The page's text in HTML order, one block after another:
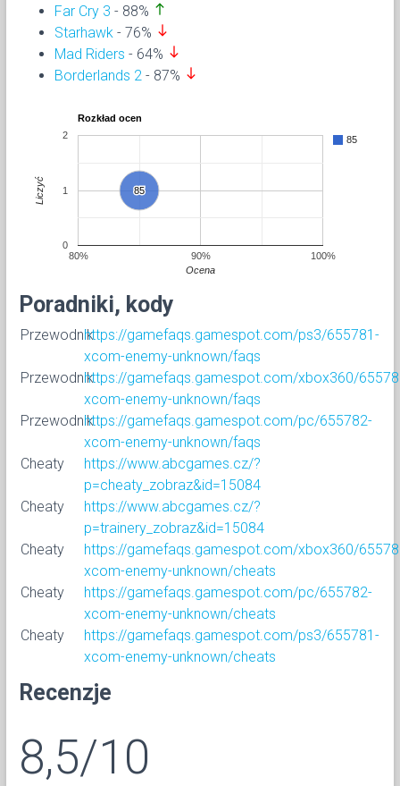
Far Cry 3 - 88% north
Starhawk - 76% south
Mad Riders - 64% south
Borderlands 2 - 87% south
Rozkład ocen
85
85
85
80% 90% 100%
0
1
2
Ocena
Liczyć
Poradniki, kody
Przewodnikhttps://gamefaqs.gamespot.com/ps3/655781-
xcom-enemy-unknown/faqs
Przewodnikhttps://gamefaqs.gamespot.com/xbox360/
xcom-enemy-unknown/faqs
Przewodnikhttps://gamefaqs.gamespot.com/pc/655782-
xcom-enemy-unknown/faqs
Cheaty
https://www.abcgames.cz/?
p=cheaty_zobraz&id=15084
Cheaty
https://www.abcgames.cz/?
p=trainery_zobraz&id=15084
Cheaty
https://gamefaqs.gamespot.com/xbox360/
xcom-enemy-unknown/cheats
Cheaty
https://gamefaqs.gamespot.com/pc/655782-
xcom-enemy-unknown/cheats
Cheaty
https://gamefaqs.gamespot.com/ps3/655781-
xcom-enemy-unknown/cheats
Recenzje
8,5/10